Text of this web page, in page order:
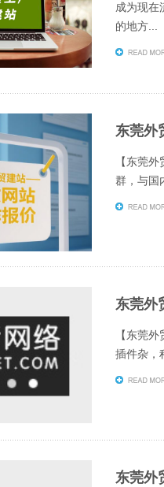
成为现在
的地方...
东莞外
【东莞
群，与国
东莞外
【东莞
插件杂，
东莞外